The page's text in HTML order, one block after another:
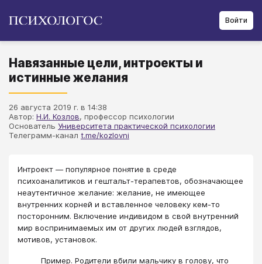
Войти
Навязанные цели, интроекты и
истинные желания
26 августа 2019 г. в 14:38
Автор: Н.И. Козлов, профессор психологии
Основатель Университета практической психологии
Телеграмм-канал t.me/kozlovni
Интроект — популярное понятие в среде
психоаналитиков и гештальт-терапевтов, обозначающее
неаутентичное желание: желание, не имеющее
внутренних корней и вставленное человеку кем-то
посторонним. Включение индивидом в свой внутренний
мир воспринимаемых им от других людей взглядов,
мотивов, установок.
Пример. Родители вбили мальчику в голову, что